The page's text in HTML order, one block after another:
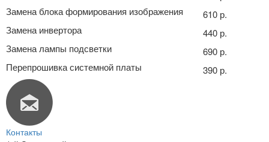
Замена блока формирования изображения
610 р.
Замена инвертора
440 р.
Замена лампы подсветки
690 р.
Перепрошивка системной платы
390 р.
Контакты